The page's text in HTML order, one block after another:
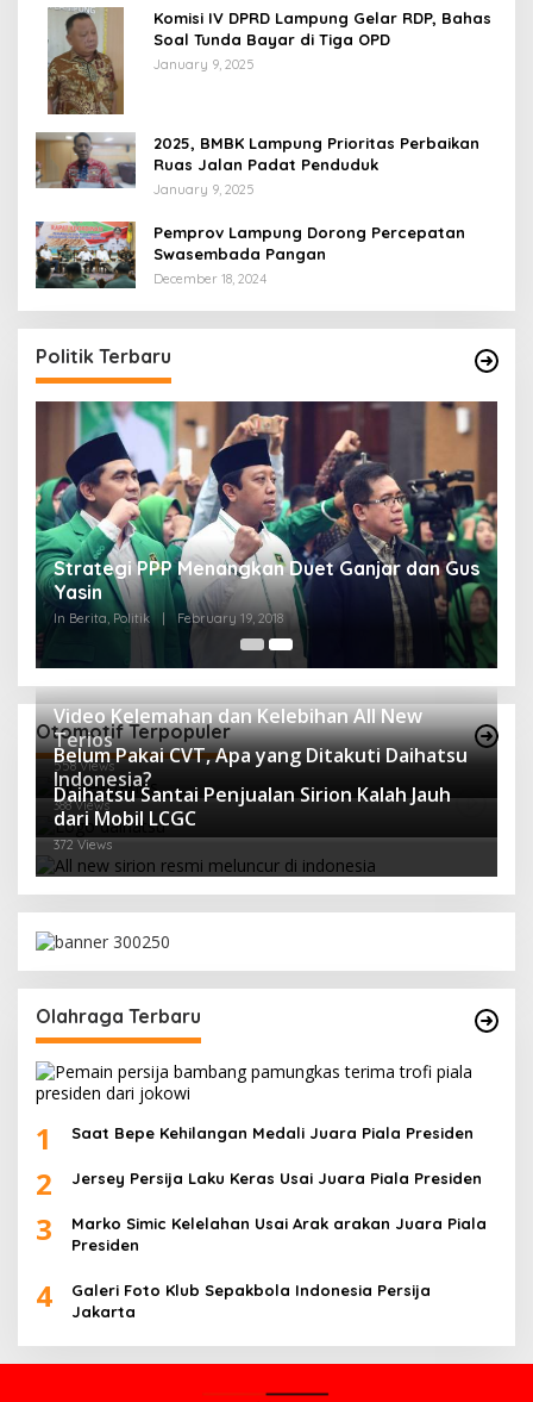
Komisi IV DPRD Lampung Gelar RDP, Bahas
Soal Tunda Bayar di Tiga OPD
January 9, 2025
2025, BMBK Lampung Prioritas Perbaikan
Ruas Jalan Padat Penduduk
January 9, 2025
Pemprov Lampung Dorong Percepatan
Swasembada Pangan
December 18, 2024
Politik Terbaru
Strategi PPP Menangkan Duet Ganjar dan Gus
Yasin
In Berita, Politik February 19, 2018
Otomotif Terpopuler
Video Kelemahan dan Kelebihan All New
Terios
558 Views
Belum Pakai CVT, Apa yang Ditakuti Daihatsu
Indonesia?
388 Views
Daihatsu Santai Penjualan Sirion Kalah Jauh
dari Mobil LCGC
372 Views
Olahraga Terbaru
1 Saat Bepe Kehilangan Medali Juara Piala Presiden
2 Jersey Persija Laku Keras Usai Juara Piala Presiden
3
Marko Simic Kelelahan Usai Arak arakan Juara Piala
Presiden
4
Galeri Foto Klub Sepakbola Indonesia Persija
Jakarta